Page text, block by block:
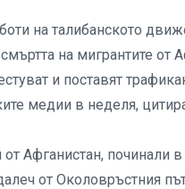
на талибанското
на мигрантите
и поставят
медии в неделя,
Афганистан, починали
от Околовръстния